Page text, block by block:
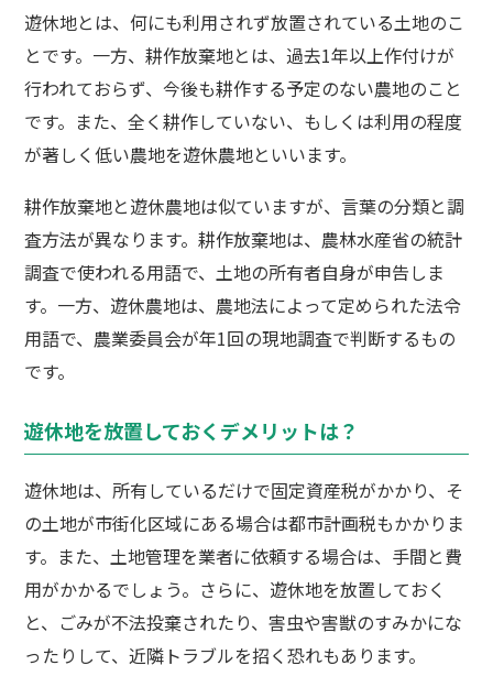
遊休地とは、何にも利用されず放置されている土地のこ
とです。一方、耕作放棄地とは、過去1年以上作付けが
行われておらず、今後も耕作する予定のない農地のこと
です。また、全く耕作していない、もしくは利用の程度
が著しく低い農地を遊休農地といいます。
耕作放棄地と遊休農地は似ていますが、言葉の分類と調
査方法が異なります。耕作放棄地は、農林水産省の統計
調査で使われる用語で、土地の所有者自身が申告しま
す。一方、遊休農地は、農地法によって定められた法令
用語で、農業委員会が年1回の現地調査で判断するもの
です。
遊休地を放置しておくデメリットは？
遊休地は、所有しているだけで固定資産税がかかり、そ
の土地が市街化区域にある場合は都市計画税もかかりま
す。また、土地管理を業者に依頼する場合は、手間と費
用がかかるでしょう。さらに、遊休地を放置しておく
と、ごみが不法投棄されたり、害虫や害獣のすみかにな
ったりして、近隣トラブルを招く恐れもあります。